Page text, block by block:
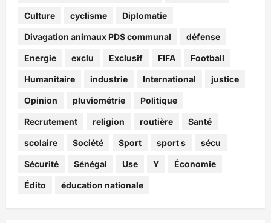
Culture cyclisme Diplomatie
Divagation animaux PDS communal défense
Energie exclu Exclusif FIFA Football
Humanitaire industrie International justice
Opinion pluviométrie Politique
Recrutement religion routière Santé
scolaire Société Sport sport s sécu
Sécurité Sénégal Use Y Économie
Édito éducation nationale